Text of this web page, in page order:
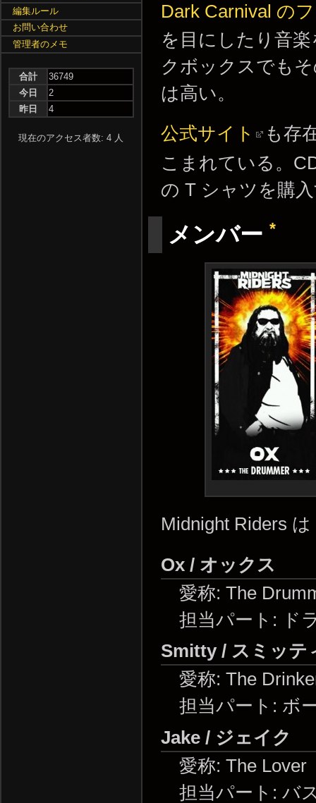
Dark Carnival の
を目にしたり音
クボックスでも
は高い。
公式サイト
も存
こまれている。
の T シャツを購
メンバー *
Midnight Riders
Ox / オックス
愛称: The
担当パート: ド
Smitty / スミッテ
愛称: The
担当パート: ボ
Jake / ジェイク
愛称: The Lover
担当パート: バ
編集ルール
お問い合わせ
管理者のメモ
合計
36749
今日
2
昨日
4
現在のアクセス者数: 4 人